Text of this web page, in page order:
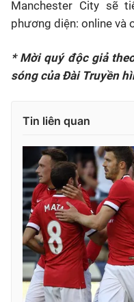
Thể thao Điện tử
VIDEO
Bên lề
Manchester City sẽ
phương diện: online và
* Mời quý độc giả
sóng của Đài Truyền
Tin liên quan